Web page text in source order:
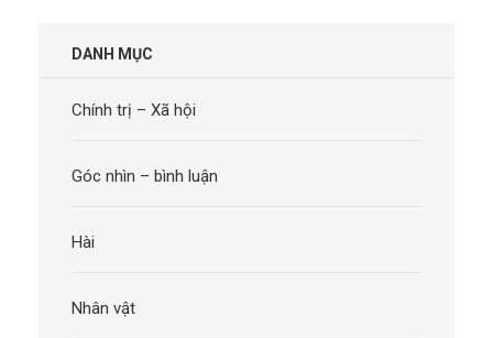
DANH MỤC
Chính trị – Xã hội
Góc nhìn – bình luận
Hài
Nhân vật